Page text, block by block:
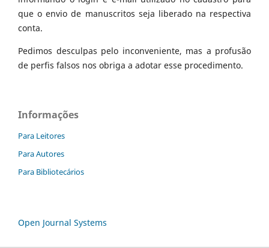
que o envio de manuscritos seja liberado na respectiva
conta.
Pedimos desculpas pelo inconveniente, mas a profusão
de perfis falsos nos obriga a adotar esse procedimento.
Informações
Para Leitores
Para Autores
Para Bibliotecários
Open Journal Systems